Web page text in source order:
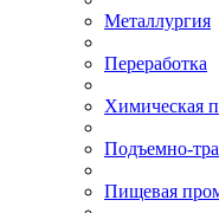
Металлургия
Переработка
Химическая
Подъемно-
Пищевая